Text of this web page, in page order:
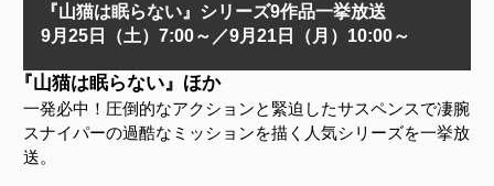
『山猫は眠らない』シリーズ9作品一挙放送
9月25日（土）7:00～／9月21日（月）10:00～
『山猫は眠らない』ほか
一発必中！圧倒的なアクションと緊迫したサスペンスで凄腕
スナイパーの過酷なミッションを描く人気シリーズを一挙放
送。